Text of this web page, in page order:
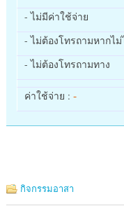
- ไม่มีค่าใช้จ่าย
- ไม่ต้องโทรถามหากไ
- ไม่ต้องโทรถามทาง
ค่าใช้จ่าย : -
กิจกรรมอาสา